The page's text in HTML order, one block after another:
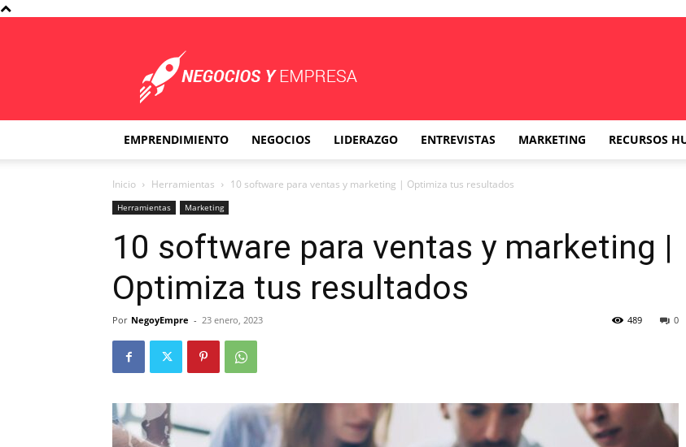
Empresa
EMPRENDIMIENTO NEGOCIOS LIDERAZGO ENTREVISTAS MARKETING RECURSOS
Inicio Herramientas 10 software para ventas y marketing | Optimiza tus resultados
Herramientas Marketing
10 software para ventas y marketing |
Optimiza tus resultados
Por NegoyEmpre - 23 enero, 2023 0
489